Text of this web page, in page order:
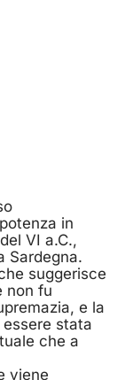
in
VI a.C.,
Sardegna.
suggerisce
non fu
e la
stata
che a
viene